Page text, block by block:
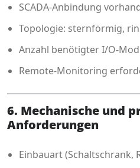
SCADA-Anbindung
Topologie: sternförmig,
Anzahl benötigter I/O-
Remote-Monitoring
6. Mechanische und
Anforderungen
Einbauart (Schaltschrank,